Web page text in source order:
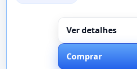
Ver detalhes
Comprar